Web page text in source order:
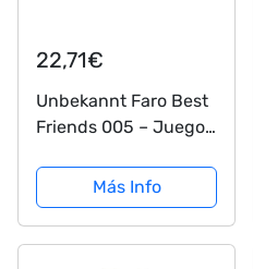
22,71€
Unbekannt Faro Best
Friends 005 – Juego
Junior, 2 Piezas,
Motivo Caballo,
algodón, Multicolor,
Más Info